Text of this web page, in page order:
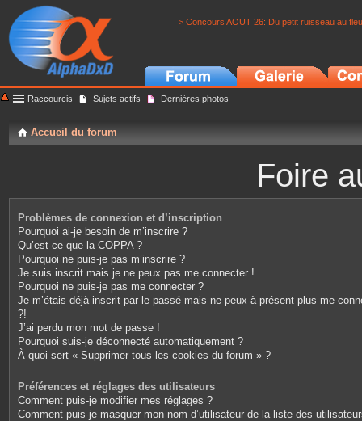
> Concours AOUT 26: Du petit ruisseau au
Raccourcis Sujets actifs Dernières photos
Accueil du forum
Foire
Problèmes de connexion et d’inscription
Pourquoi ai-je besoin de m’inscrire ?
Qu’est-ce que la COPPA ?
Pourquoi ne puis-je pas m’inscrire ?
Je suis inscrit mais je ne peux pas me connecter !
Pourquoi ne puis-je pas me connecter ?
Je m’étais déjà inscrit par le passé mais ne peux à présent plus me
?!
J’ai perdu mon mot de passe !
Pourquoi suis-je déconnecté automatiquement ?
À quoi sert « Supprimer tous les cookies du forum » ?
Préférences et réglages des utilisateurs
Comment puis-je modifier mes réglages ?
Comment puis-je masquer mon nom d’utilisateur de la liste des